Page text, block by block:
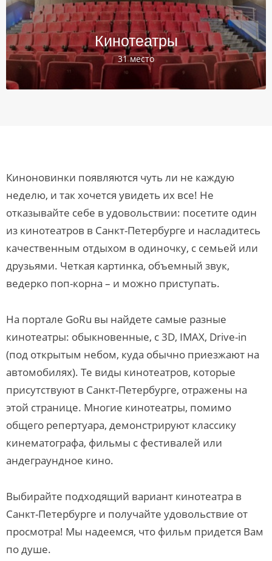
Кинотеатры
31 место
Киноновинки появляются чуть ли не каждую
неделю, и так хочется увидеть их все! Не
отказывайте себе в удовольствии: посетите один
из кинотеатров в Санкт-Петербурге и насладитесь
качественным отдыхом в одиночку, с семьей или
друзьями. Четкая картинка, объемный звук,
ведерко поп-корна – и можно приступать.
На портале GoRu вы найдете самые разные
кинотеатры: обыкновенные, с 3D, IMAX, Drive-in
(под открытым небом, куда обычно приезжают на
автомобилях). Те виды кинотеатров, которые
присутствуют в Санкт-Петербурге, отражены на
этой странице. Многие кинотеатры, помимо
общего репертуара, демонстрируют классику
кинематографа, фильмы с фестивалей или
андеграундное кино.
Выбирайте подходящий вариант кинотеатра в
Санкт-Петербурге и получайте удовольствие от
просмотра! Мы надеемся, что фильм придется Вам
по душе.